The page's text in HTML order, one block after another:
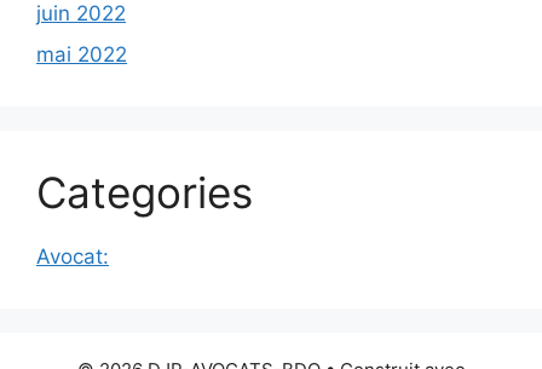
juin 2022
mai 2022
Categories
Avocat: